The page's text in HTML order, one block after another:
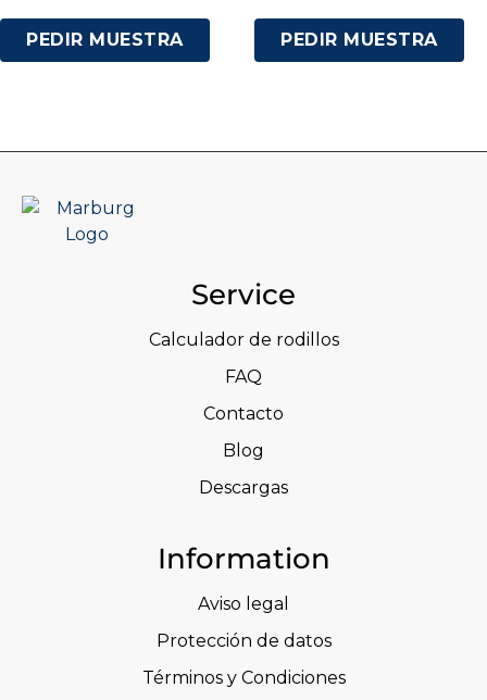
PEDIR MUESTRA PEDIR MUESTRA
Service
Calculador de rodillos
FAQ
Contacto
Blog
Descargas
Information
Aviso legal
Protección de datos
Términos y Condiciones